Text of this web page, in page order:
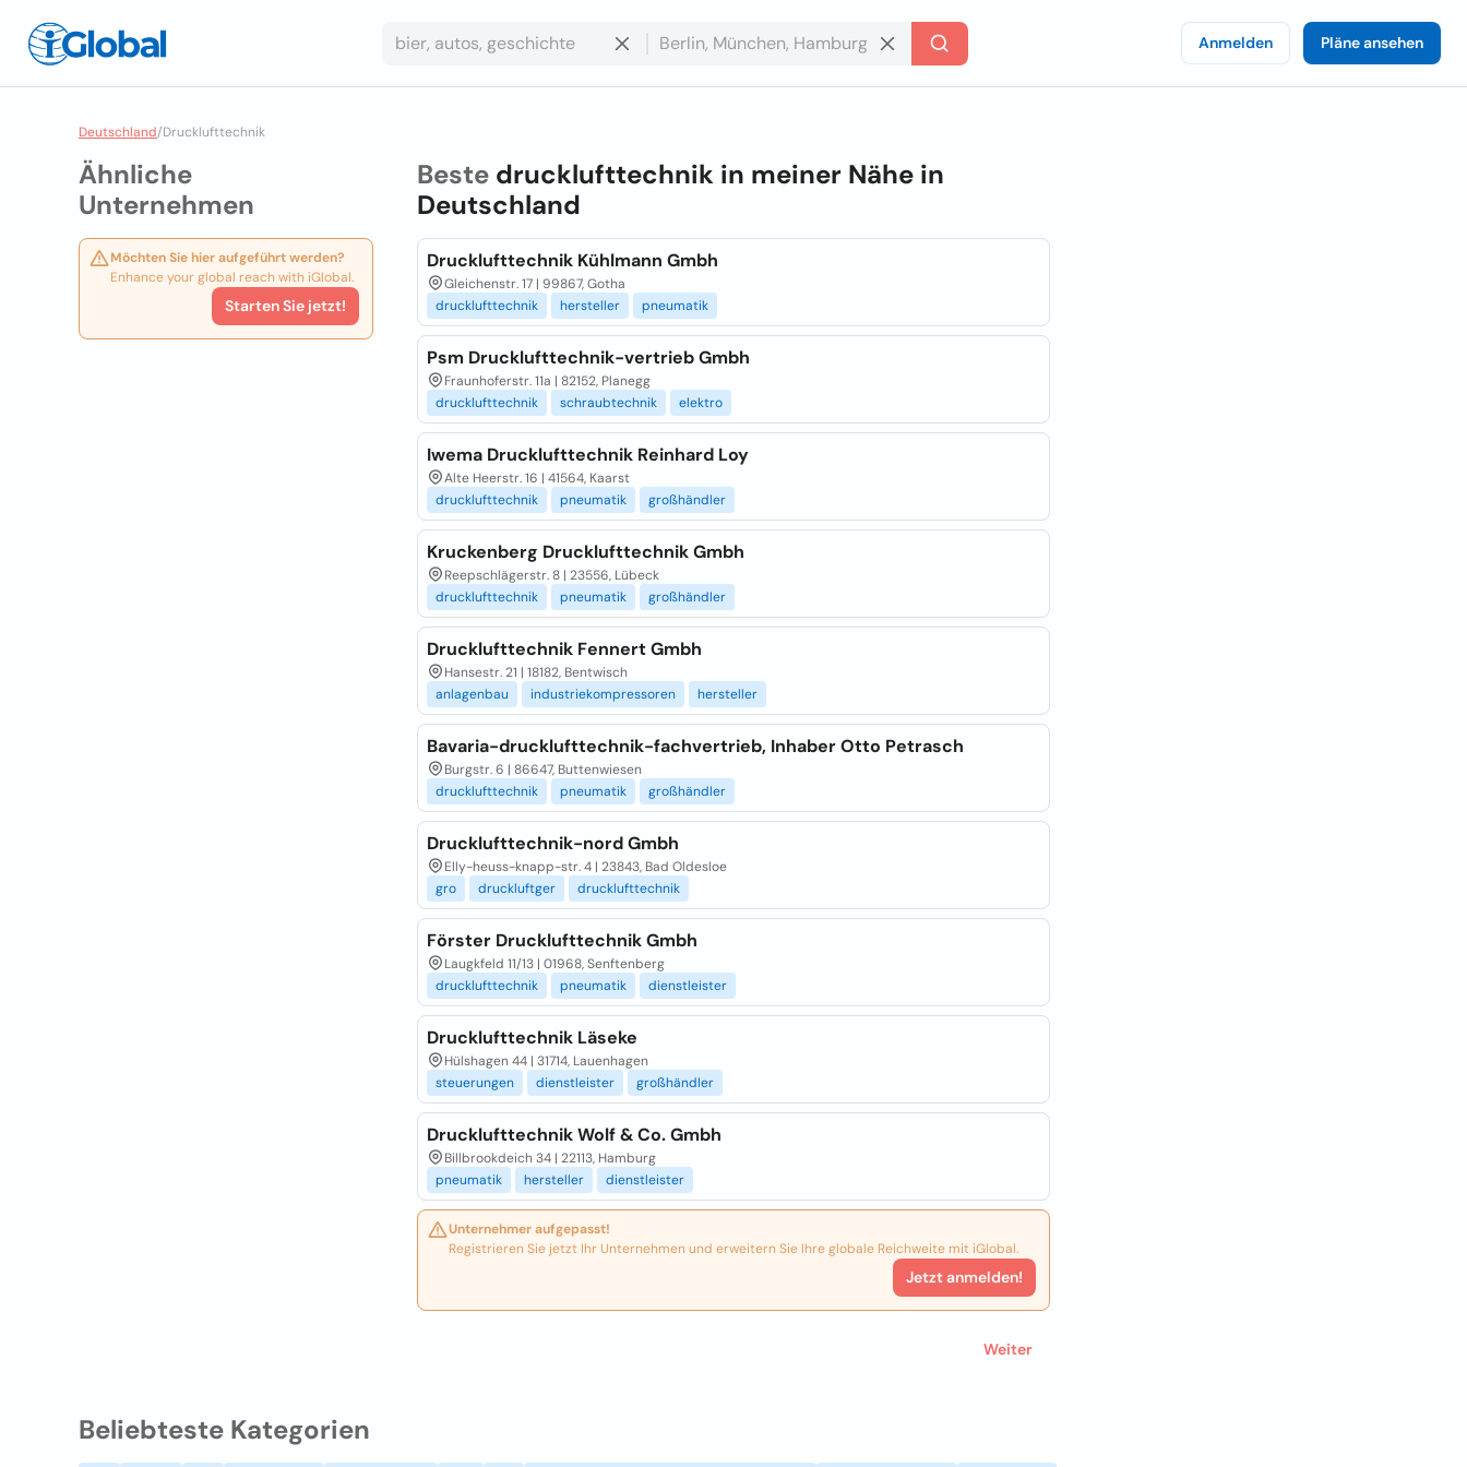
Anmelden Pläne ansehen
Deutschland/Drucklufttechnik
Ähnliche
Unternehmen
Möchten Sie hier aufgeführt werden?
Enhance your global reach with iGlobal.
Starten Sie jetzt!
Beste drucklufttechnik in meiner Nähe in
Deutschland
Drucklufttechnik Kühlmann Gmbh
Gleichenstr. 17 | 99867, Gotha
drucklufttechnik
hersteller pneumatik
Psm Drucklufttechnik-vertrieb Gmbh
Fraunhoferstr. 11a | 82152, Planegg
drucklufttechnik
schraubtechnik elektro
Iwema Drucklufttechnik Reinhard Loy
Alte Heerstr. 16 | 41564, Kaarst
drucklufttechnik
pneumatik großhändler
Kruckenberg Drucklufttechnik Gmbh
Reepschlägerstr. 8 | 23556, Lübeck
drucklufttechnik
pneumatik großhändler
Drucklufttechnik Fennert Gmbh
Hansestr. 21 | 18182, Bentwisch
anlagenbau
industriekompressoren hersteller
Bavaria-drucklufttechnik-fachvertrieb, Inhaber Otto Petrasch
Burgstr. 6 | 86647, Buttenwiesen
drucklufttechnik
pneumatik großhändler
Drucklufttechnik-nord Gmbh
Elly-heuss-knapp-str. 4 | 23843, Bad Oldesloe
gro
druckluftger drucklufttechnik
Förster Drucklufttechnik Gmbh
Laugkfeld 11/13 | 01968, Senftenberg
drucklufttechnik
pneumatik dienstleister
Drucklufttechnik Läseke
Hülshagen 44 | 31714, Lauenhagen
steuerungen
dienstleister großhändler
Drucklufttechnik Wolf & Co. Gmbh
Billbrookdeich 34 | 22113, Hamburg
pneumatik
hersteller dienstleister
Unternehmer aufgepasst!
Registrieren Sie jetzt Ihr Unternehmen und erweitern Sie Ihre globale Reichweite mit iGlobal.
Jetzt anmelden!
Weiter
Beliebteste Kategorien